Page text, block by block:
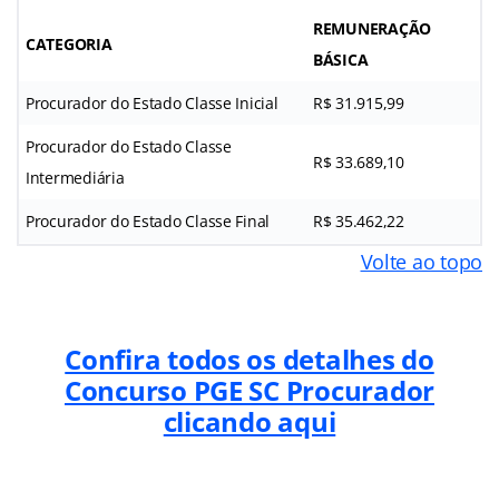
CATEGORIA
REMUNERAÇÃO
BÁSICA
Procurador do Estado Classe Inicial R$ 31.915,99
Procurador do Estado Classe
Intermediária
R$ 33.689,10
Procurador do Estado Classe Final R$ 35.462,22
Volte ao topo
Confira todos os detalhes do
Concurso PGE SC Procurador
clicando aqui